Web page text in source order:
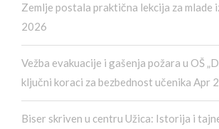
Zemlje postala praktična lekcija za mlade
2026
Vežba evakuacije i gašenja požara u OŠ
ključni koraci za bezbednost učenika Apr
Biser skriven u centru Užica: Istorija i